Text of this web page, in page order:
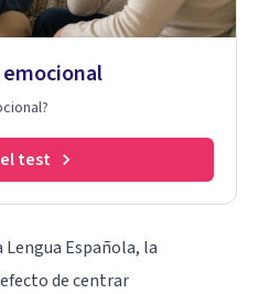
test
Lengua Española, la
de centrar